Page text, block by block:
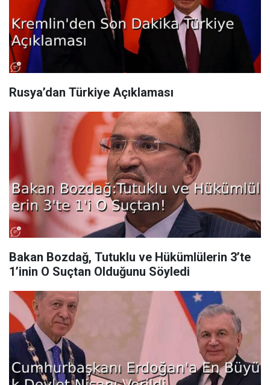
Rusya’dan Türkiye Açıklaması
Bakan Bozdağ, Tutuklu ve Hükümlülerin 3’te
1’inin O Suçtan Olduğunu Söyledi